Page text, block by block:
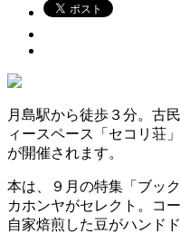
月島駅から徒歩３分。古
ィースペース「セコリ荘
が開催されます。
本は、９月の特集「ブッ
カホンヤがセレクト。コ
自家焙煎した豆がハンド